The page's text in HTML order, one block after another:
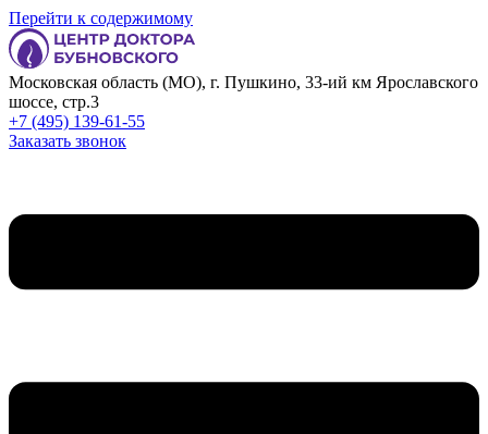
Перейти к содержимому
Московская область (МО), г. Пушкино, 33-ий км Ярославского
шоссе, стр.3
+7 (495) 139-61-55
Заказать звонок